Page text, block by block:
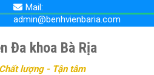
Mail:
admin@benhvienbaria.com
Đa khoa Bà Rịa
lượng - Tận tâm